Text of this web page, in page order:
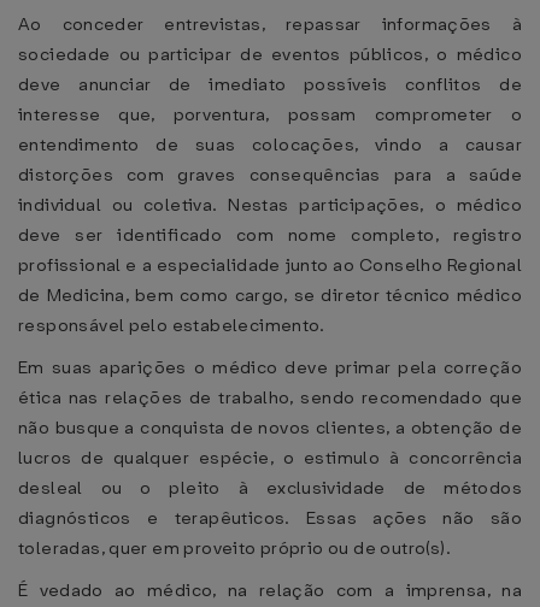
Ao conceder entrevistas, repassar informações à
sociedade ou participar de eventos públicos, o médico
deve anunciar de imediato possíveis conflitos de
interesse que, porventura, possam comprometer o
entendimento de suas colocações, vindo a causar
distorções com graves consequências para a saúde
individual ou coletiva. Nestas participações, o médico
deve ser identificado com nome completo, registro
profissional e a especialidade junto ao Conselho Regional
de Medicina, bem como cargo, se diretor técnico médico
responsável pelo estabelecimento.
Em suas aparições o médico deve primar pela correção
ética nas relações de trabalho, sendo recomendado que
não busque a conquista de novos clientes, a obtenção de
lucros de qualquer espécie, o estimulo à concorrência
desleal ou o pleito à exclusividade de métodos
diagnósticos e terapêuticos. Essas ações não são
toleradas, quer em proveito próprio ou de outro(s).
É vedado ao médico, na relação com a imprensa, na